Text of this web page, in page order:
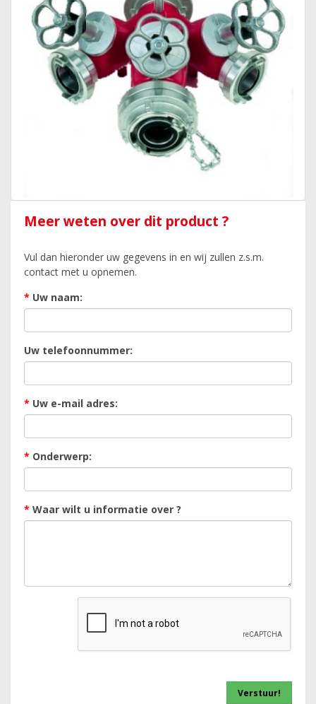
Meer weten over dit product ?
Vul dan hieronder uw gegevens in en wij zullen z.s.m.
contact met u opnemen.
* Uw naam:
Uw telefoonnummer:
* Uw e-mail adres:
* Onderwerp:
* Waar wilt u informatie over ?